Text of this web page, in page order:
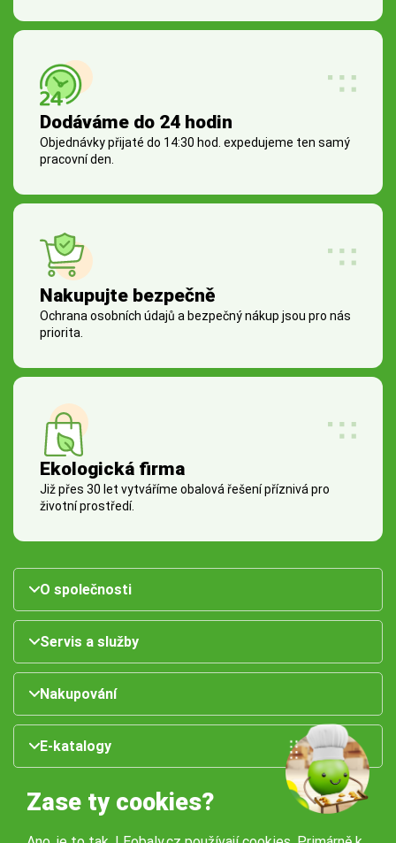
Dodáváme do 24 hodin
Objednávky přijaté do 14:30 hod. expedujeme ten samý
pracovní den.
Nakupujte bezpečně
Ochrana osobních údajů a bezpečný nákup jsou pro nás
priorita.
Ekologická firma
Již přes 30 let vytváříme obalová řešení příznivá pro
životní prostředí.
O společnosti
Servis a služby
Nakupování
E-katalogy
Zase ty cookies?